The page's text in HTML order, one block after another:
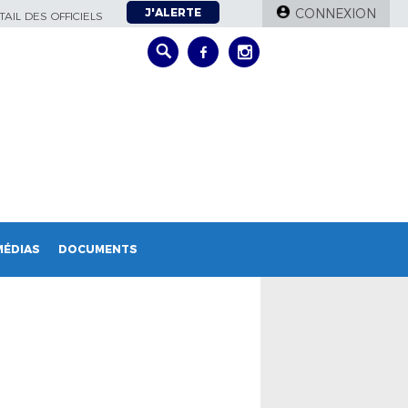
DES OFFICIELS J'ALERTE CONNEXION
DOCUMENTS